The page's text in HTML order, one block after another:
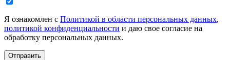
Я ознакомлен с Политикой в области персональных данных,
политикой конфиденциальности и даю свое согласие на
обработку персональных данных.
Отправить